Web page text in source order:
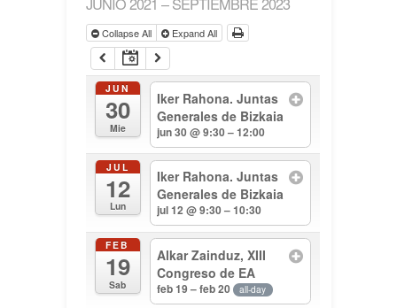
Collapse All Expand All
JUN
30
Mie
Iker Rahona. Juntas
Generales de Bizkaia
jun 30 @ 9:30 – 12:00
JUL
12
Lun
Iker Rahona. Juntas
Generales de Bizkaia
jul 12 @ 9:30 – 10:30
FEB
19
Sab
Alkar Zainduz, XIII
Congreso de EA
feb 19 – feb 20 all-day